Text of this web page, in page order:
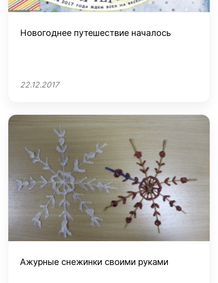
Новогоднее путешествие началось
22.12.2017
Ажурные снежинки своими руками